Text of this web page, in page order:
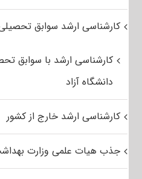
کارشناسی ارشد سوابق
کارشناسی ارشد با سوابق
دانشگاه آزاد
کارشناسی ارشد خارج از کشور
جذب هیات علمی وزارت